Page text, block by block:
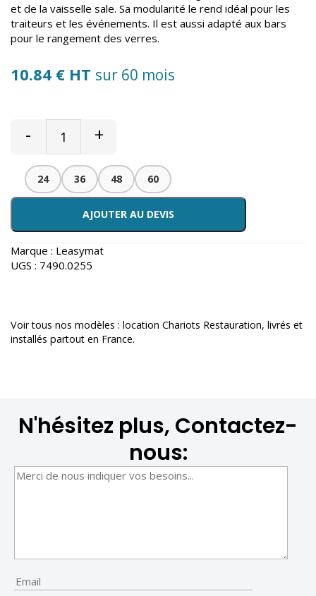
et de la vaisselle sale. Sa modularité le rend idéal pour les
traiteurs et les événements. Il est aussi adapté aux bars
pour le rangement des verres.
10.84 € HT sur 60 mois
- +
24 36 48 60
AJOUTER AU DEVIS
Marque : Leasymat
UGS : 7490.0255
Voir tous nos modèles : location Chariots Restauration, livrés et
installés partout en France.
N'hésitez plus, Contactez-
nous: